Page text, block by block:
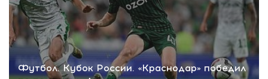
Футбол. Кубок России. «Краснодар» победил